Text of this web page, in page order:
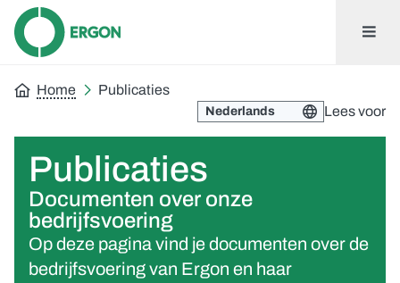
Home
Publicaties
Lees voor
Publicaties
Documenten over onze
bedrijfsvoering
Op deze pagina vind je documenten over de
bedrijfsvoering van Ergon en haar